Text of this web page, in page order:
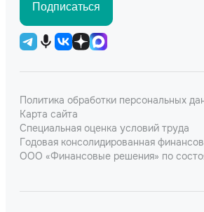
Подписаться
Политика обработки персональных
Карта сайта
Специальная оценка условий труда
Годовая консолидированная
ООО «Финансовые решения» по